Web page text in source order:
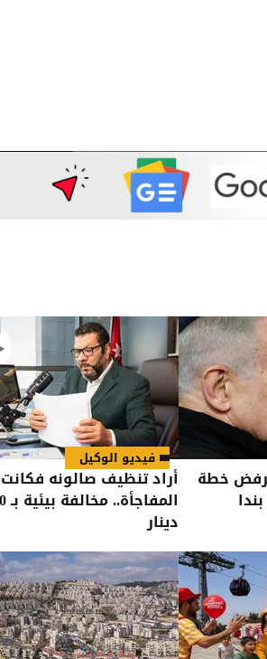
خطة
فيديو الوكيل
أراد تنظيف صالونه فكانت
دينار